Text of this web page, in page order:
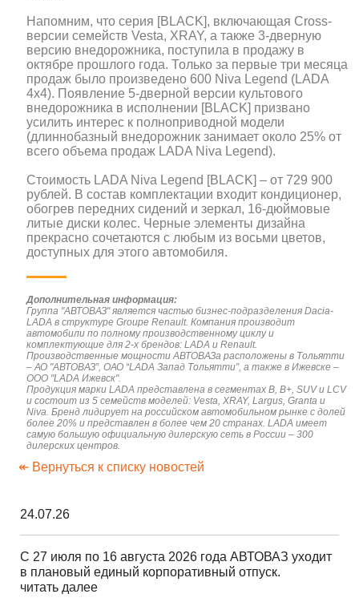
Напомним, что серия [BLACK], включающая Сross-
версии семейств Vesta, XRAY, а также 3-дверную
версию внедорожника, поступила в продажу в
октябре прошлого года. Только за первые три месяца
продаж было произведено 600 Niva Legend (LADA
4x4). Появление 5-дверной версии культового
внедорожника в исполнении [BLACK] призвано
усилить интерес к полноприводной модели
(длиннобазный внедорожник занимает около 25% от
всего объема продаж LADA Niva Legend).
Стоимость LADA Niva Legend [BLACK] – от 729 900
рублей. В состав комплектации входит кондиционер,
обогрев передних сидений и зеркал, 16-дюймовые
литые диски колес. Черные элементы дизайна
прекрасно сочетаются с любым из восьми цветов,
доступных для этого автомобиля.
Дополнительная информация:
Группа "АВТОВАЗ" является частью бизнес-подразделения Dacia-
LADA в структуре Groupe Renault. Компания производит
автомобили по полному производственному циклу и
комплектующие для 2-х брендов: LADA и Renault.
Производственные мощности АВТОВАЗа расположены в Тольятти
– АО "АВТОВАЗ”, ОАО “LADA Запад Тольятти”, а также в Ижевске –
ООО "LADA Ижевск".
Продукция марки LADA представлена в сегментах В, B+, SUV и LCV
и состоит из 5 семейств моделей: Vesta, XRAY, Largus, Granta и
Niva. Бренд лидирует на российском автомобильном рынке с долей
более 20% и представлен в более чем 20 странах. LADA имеет
самую большую официальную дилерскую сеть в России – 300
дилерских центров.
↞ Вернуться к списку новостей
24.07.26
С 27 июля по 16 августа 2026 года АВТОВАЗ уходит
в плановый единый корпоративный отпуск.
читать далее